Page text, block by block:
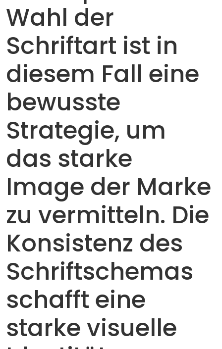
Wahl der
Schriftart ist in
diesem Fall eine
bewusste
Strategie, um
das starke
Image der Marke
zu vermitteln. Die
Konsistenz des
Schriftschemas
schafft eine
starke visuelle